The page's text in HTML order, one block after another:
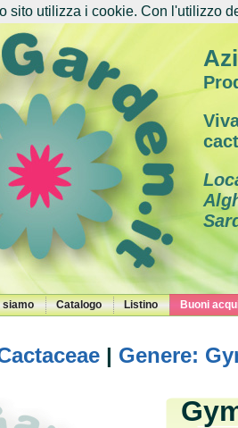
siamo Catalogo Listino Buoni
| Genere:
sito utilizza i cookie. Con l'utilizzo